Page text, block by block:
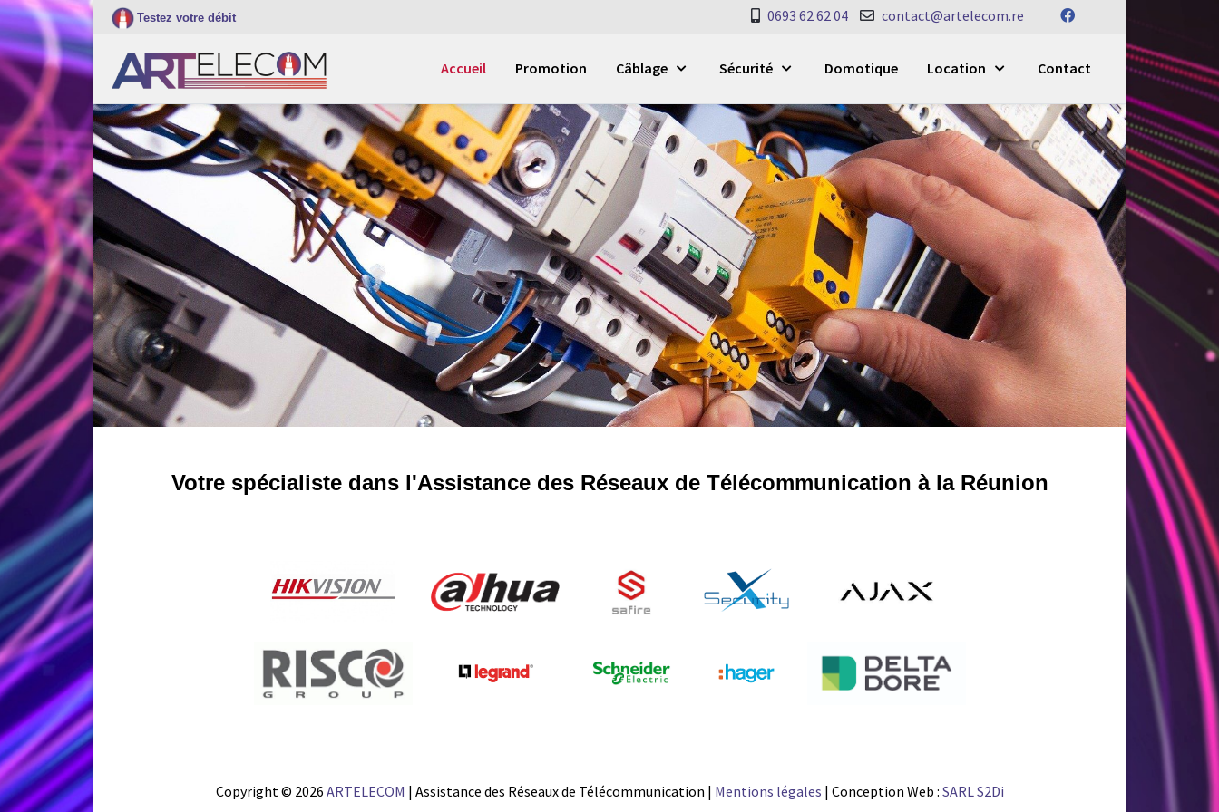
Testez votre débit 0693 62 62 04 contact@artelecom.re
Accueil Promotion Câblage Sécurité Domotique Location Contact
Votre spécialiste dans l'Assistance des Réseaux de Télécommunication à la Réunion
Copyright © 2026 ARTELECOM | Assistance des Réseaux de Télécommunication | Mentions légales | Conception Web : SARL S2Di